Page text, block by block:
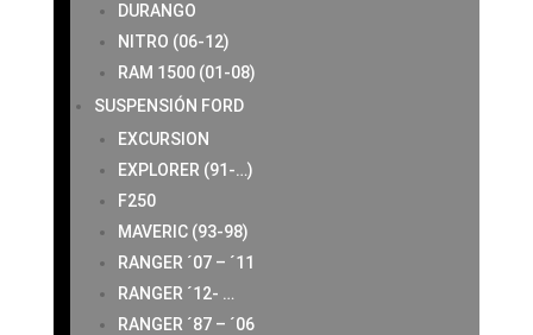
DURANGO
NITRO (06-12)
RAM 1500 (01-08)
SUSPENSIÓN FORD
EXCURSION
EXPLORER (91-…)
F250
MAVERIC (93-98)
RANGER ´07 – ´11
RANGER ´12- …
RANGER ´87 – ´06